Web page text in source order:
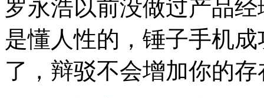
罗永浩以前没做过产品
是懂人性的，锤子手机
了，辩驳不会增加你的